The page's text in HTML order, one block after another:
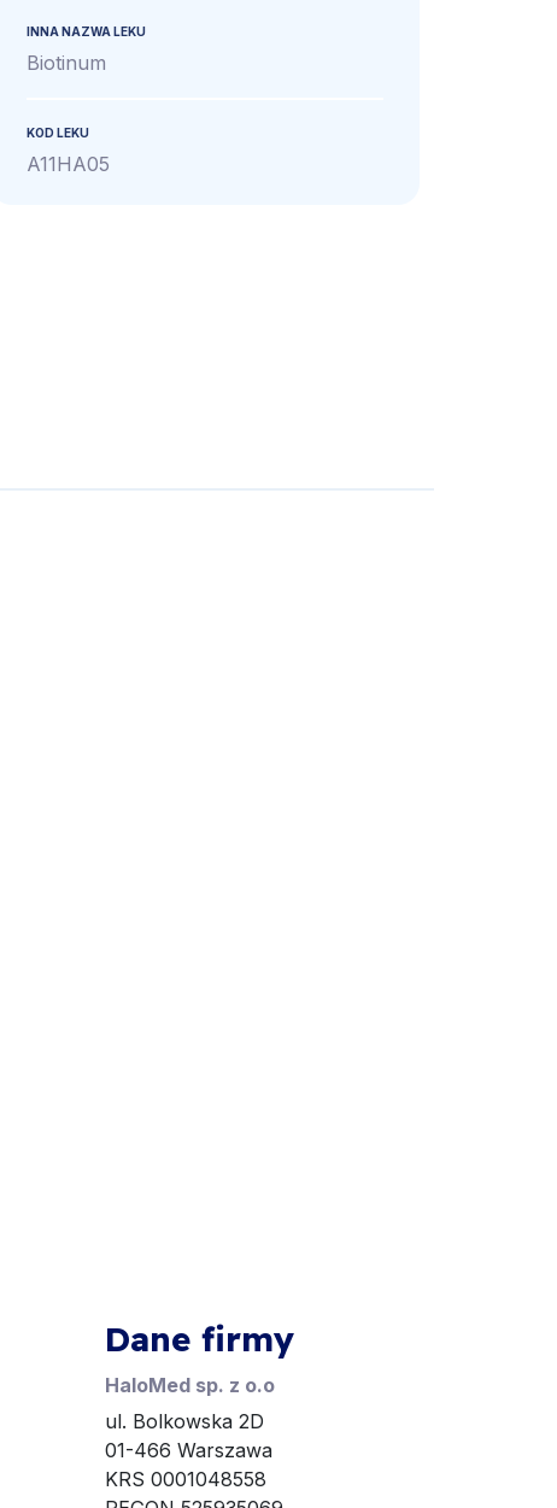
INNA NAZWA LEKU
Biotinum
KOD LEKU
A11HA05
Dane firmy
HaloMed sp. z o.o
ul. Bolkowska 2D
01-466 Warszawa
KRS 0001048558